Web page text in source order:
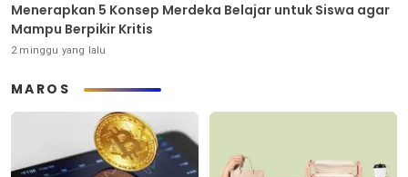
Menerapkan 5 Konsep Merdeka Belajar untuk Siswa agar
Mampu Berpikir Kritis
2 minggu yang lalu
MAROS